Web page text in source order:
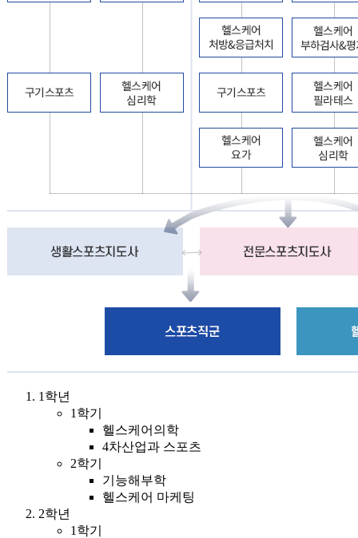
1학년
1학기
헬스케어의학
4차산업과 스포츠
2학기
기능해부학
헬스케어 마케팅
2학년
1학기